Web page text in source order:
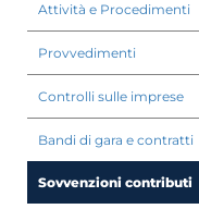
Attività e Procedimenti
Provvedimenti
Controlli sulle imprese
Bandi di gara e contratti
Sovvenzioni contributi